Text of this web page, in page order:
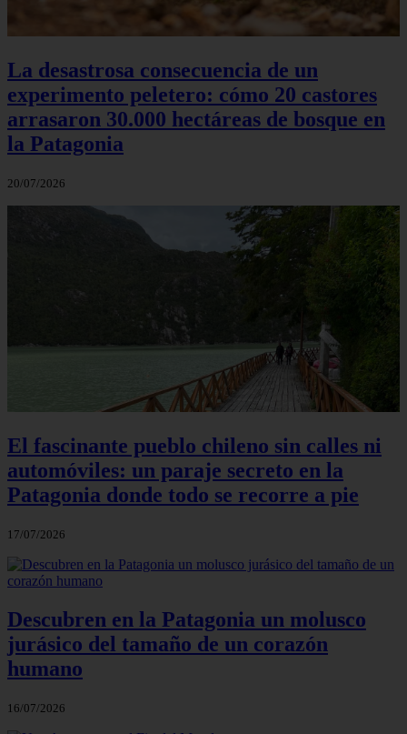
La desastrosa consecuencia de un
experimento peletero: cómo 20 castores
arrasaron 30.000 hectáreas de bosque en
la Patagonia
20/07/2026
El fascinante pueblo chileno sin calles ni
automóviles: un paraje secreto en la
Patagonia donde todo se recorre a pie
17/07/2026
Descubren en la Patagonia un molusco
jurásico del tamaño de un corazón
humano
16/07/2026